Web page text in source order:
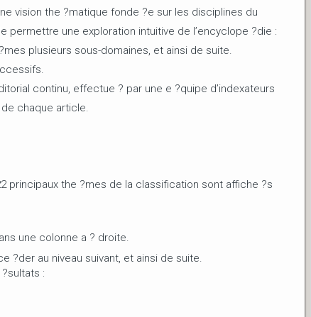
vision the ?matique fonde ?e sur les disciplines du
une exploration intuitive de l’encyclope ?die :
plusieurs sous-domaines, et ainsi de suite.
continu, effectue ? par une e ?quipe d’indexateurs
chaque article.
principaux the ?mes de la classification sont affiche ?s
une colonne a ? droite.
?der au niveau suivant, et ainsi de suite.
: